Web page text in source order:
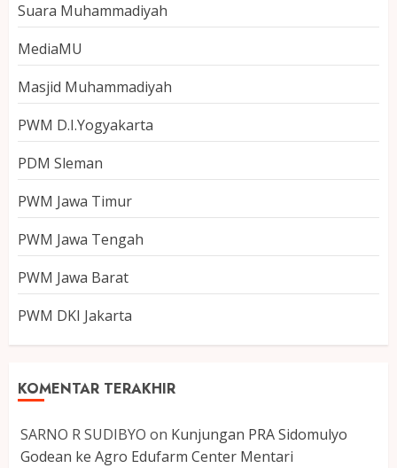
Suara Muhammadiyah
MediaMU
Masjid Muhammadiyah
PWM D.I.Yogyakarta
PDM Sleman
PWM Jawa Timur
PWM Jawa Tengah
PWM Jawa Barat
PWM DKI Jakarta
KOMENTAR TERAKHIR
SARNO R SUDIBYO on Kunjungan PRA Sidomulyo
Godean ke Agro Edufarm Center Mentari